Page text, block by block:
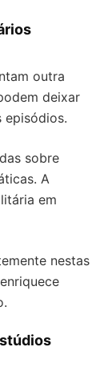
outra
deixar
episódios.
sobre
A
em
nestas